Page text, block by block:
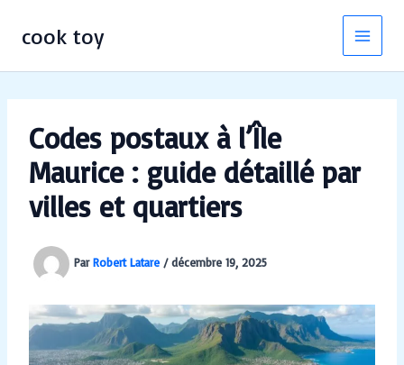
cook toy
Codes postaux à l’Île
Maurice : guide détaillé par
villes et quartiers
ParRobert Latare/décembre 19, 2025